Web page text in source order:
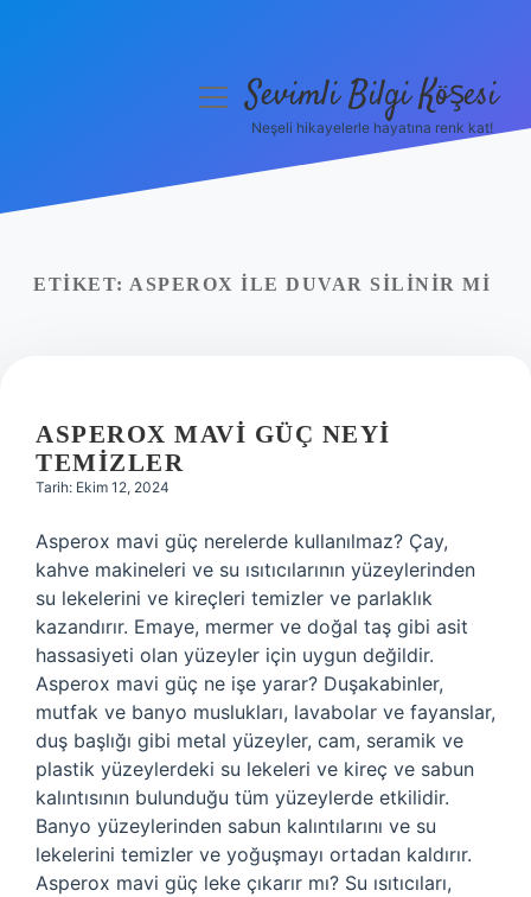
Yasal Uyarı
menüyüSevimli Bilgi Köşesi
Neşeli hikayelerle hayatına renk kat!
ETIKET: ASPEROX ILE DUVAR SILINIR MI
ASPEROX MAVI GÜÇ NEYI
TEMIZLER
Tarih: Ekim 12, 2024
Asperox mavi güç nerelerde kullanılmaz? Çay,
kahve makineleri ve su ısıtıcılarının yüzeylerinden
su lekelerini ve kireçleri temizler ve parlaklık
kazandırır. Emaye, mermer ve doğal taş gibi asit
hassasiyeti olan yüzeyler için uygun değildir.
Asperox mavi güç ne işe yarar? Duşakabinler,
mutfak ve banyo muslukları, lavabolar ve fayanslar,
duş başlığı gibi metal yüzeyler, cam, seramik ve
plastik yüzeylerdeki su lekeleri ve kireç ve sabun
kalıntısının bulunduğu tüm yüzeylerde etkilidir.
Banyo yüzeylerinden sabun kalıntılarını ve su
lekelerini temizler ve yoğuşmayı ortadan kaldırır.
Asperox mavi güç leke çıkarır mı? Su ısıtıcıları,